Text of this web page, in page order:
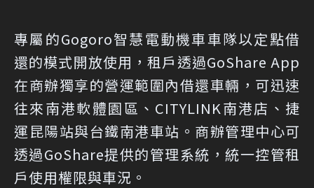
專屬的Gogoro智慧電動機車車隊以定點借
還的模式開放使用，租戶透過GoShare App
在商辦獨享的營運範圍內借還車輛，可迅速
往來南港軟體園區、CITYLINK南港店、捷
運昆陽站與台鐵南港車站。商辦管理中心可
透過GoShare提供的管理系統，統一控管租
戶使用權限與車況。